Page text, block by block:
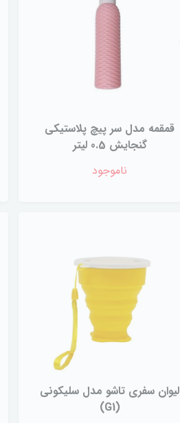
قمقمه مدل سر پیچ پلاستیکی
گنجایش 0.5 لیتر
ناموجود
لیوان سفری تاشو مدل سلیکونی
(G1)